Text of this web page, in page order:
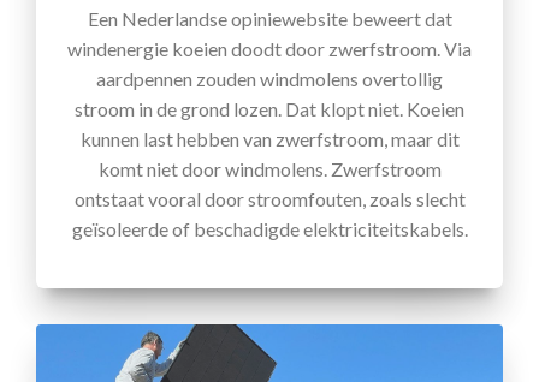
Een Nederlandse opiniewebsite beweert dat
windenergie koeien doodt door zwerfstroom. Via
aardpennen zouden windmolens overtollig
stroom in de grond lozen. Dat klopt niet. Koeien
kunnen last hebben van zwerfstroom, maar dit
komt niet door windmolens. Zwerfstroom
ontstaat vooral door stroomfouten, zoals slecht
geïsoleerde of beschadigde elektriciteitskabels.